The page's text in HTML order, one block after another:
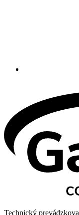
Technický